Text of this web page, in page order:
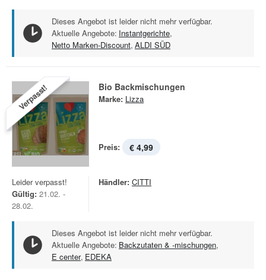
Dieses Angebot ist leider nicht mehr verfügbar.
Aktuelle Angebote: Instantgerichte,
Netto Marken-Discount, ALDI SÜD
Verpasst! Bio Backmischungen
Marke: Lizza
Preis: € 4,99
Leider verpasst!
Gültig: 21.02. -
28.02.
Händler: CITTI
Dieses Angebot ist leider nicht mehr verfügbar.
Aktuelle Angebote: Backzutaten & -mischungen,
E center, EDEKA